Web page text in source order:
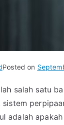
Posted on
salah satu
adalah